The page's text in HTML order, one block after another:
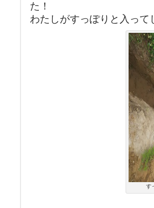
た！
わたしがすっぽりと入っ
す